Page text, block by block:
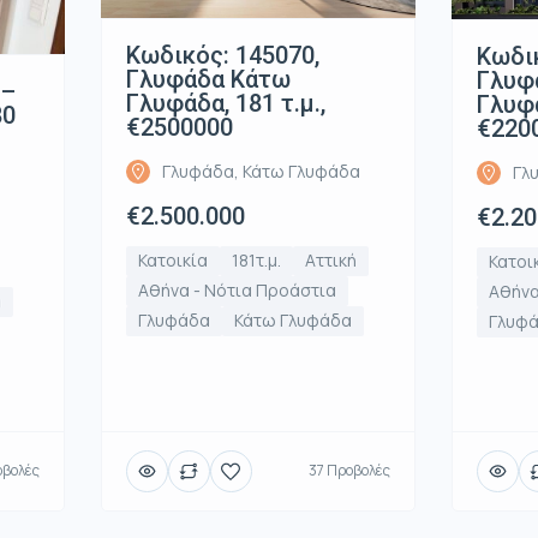
Κωδικός: 145070,
Γλυφάδα Κάτω
Γλυφάδα, 181 τ.μ.,
€2500000
Γλυφάδα, Κάτω Γλυφάδα
€2.500.000
Κατοικία 181τ.μ.
Αττική
Αθήνα - Νότια Προάστια
Γλυφάδα
Κάτω Γλυφάδα
37 Προβολές